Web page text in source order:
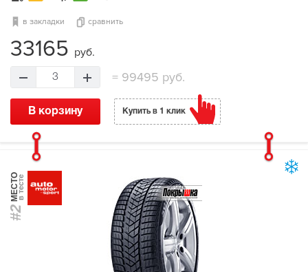
в закладки сравнить
33165 руб.
3 =99495 руб.
В корзину Купить в 1 клик
#2
МЕСТОв тесте